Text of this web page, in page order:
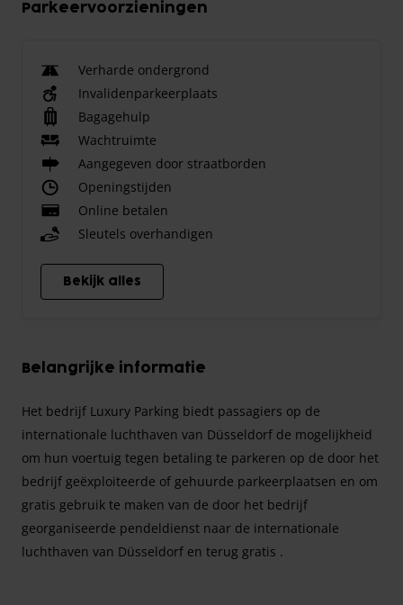
Parkeervoorzieningen
Verharde ondergrond
Invalidenparkeerplaats
Bagagehulp
Wachtruimte
Aangegeven door straatborden
Openingstijden
Online betalen
Sleutels overhandigen
Bekijk alles
Belangrijke informatie
Het bedrijf Luxury Parking biedt passagiers op de
internationale luchthaven van Düsseldorf de mogelijkheid
om hun voertuig tegen betaling te parkeren op de door het
bedrijf geëxploiteerde of gehuurde parkeerplaatsen en om
gratis gebruik te maken van de door het bedrijf
georganiseerde pendeldienst naar de internationale
luchthaven van Düsseldorf en terug gratis .